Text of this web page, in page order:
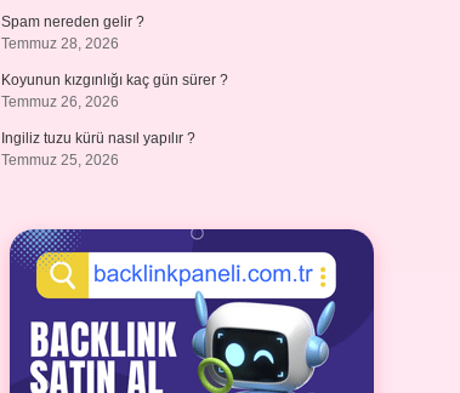
Spam nereden gelir ?
Temmuz 28, 2026
Koyunun kızgınlığı kaç gün sürer ?
Temmuz 26, 2026
Ingiliz tuzu kürü nasıl yapılır ?
Temmuz 25, 2026